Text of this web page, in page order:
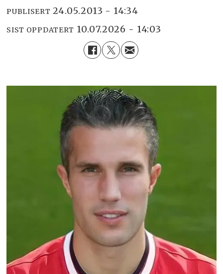
PUBLISERT 24.05.2013 - 14:34
SIST OPPDATERT 10.07.2026 - 14:03